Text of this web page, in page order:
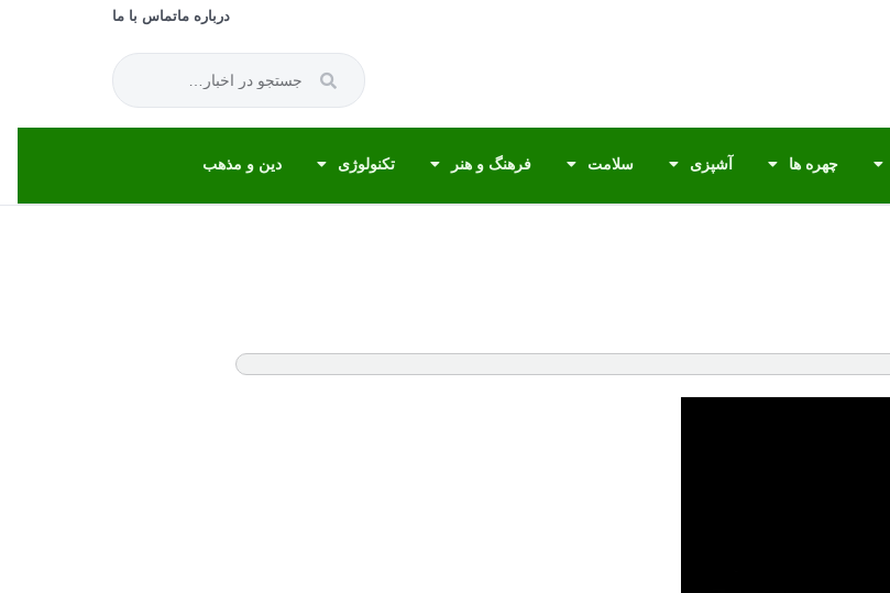
درباره ماتماس با ما
چهره ها آشپزی سلامت فرهنگ و هنر تکنولوژی دین و مذهب